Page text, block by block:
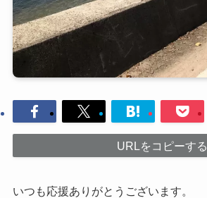
URLをコピーする
いつも応援ありがとうございます。